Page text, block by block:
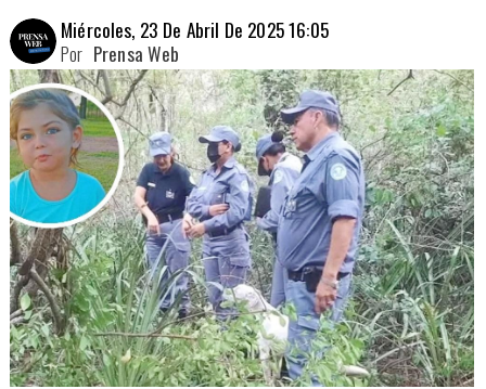
Miércoles, 23 De Abril De 2025 16:05
Prensa Web
Por